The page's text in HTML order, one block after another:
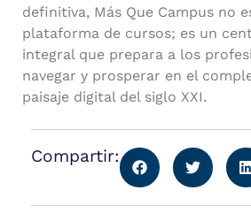
definitiva, Más Que Campus no
plataforma de cursos; es un
integral que prepara a los
navegar y prosperar en el
paisaje digital del siglo XXI.
Compartir: